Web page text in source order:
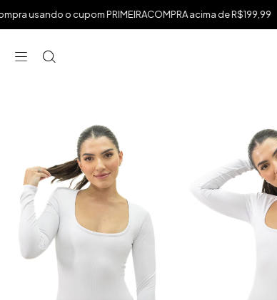
o cupom PRIMEIRACOMPRA acima de R$199,99 .